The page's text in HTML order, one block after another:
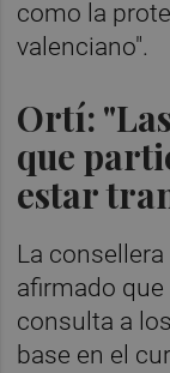
como la
valenciano".
Ortí:
que
estar
La
afirmado que
consulta a
base en el